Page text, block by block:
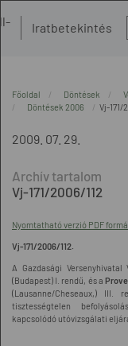
Iratbetekintés
Főoldal Döntések
Döntések 2006
Vj-171/
2009. 07. 29.
Vj-171/2006/112
Nyomtatható verzió PDF
Vj-171/2006/112.
A Gazdasági Versenyhivatal
(Budapest) I. rendű, és a
(Lausanne/Cheseaux,)
tisztességtelen
kapcsolódó utóvizsgálati